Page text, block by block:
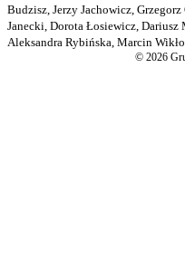
Budzisz, Jerzy Jachowicz,
Janecki, Dorota Łosiewicz, Dariusz
Aleksandra Rybińska, Marcin
© 2026